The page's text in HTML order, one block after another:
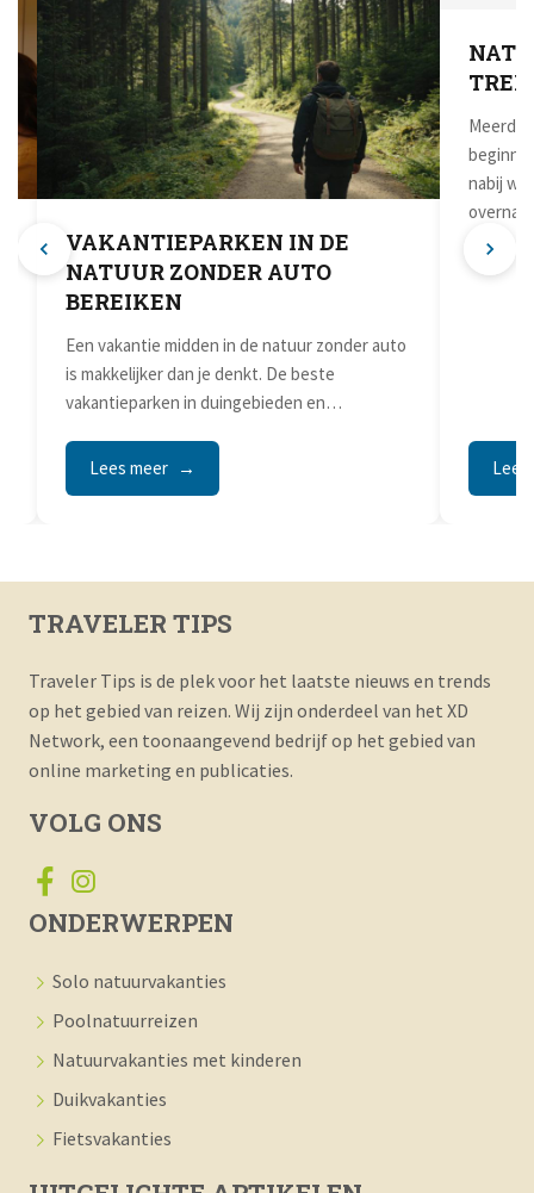
VAKANTIEPARKEN IN DE
NATUUR ZONDER AUTO
BEREIKEN
Een vakantie midden in de natuur zonder auto
is makkelijker dan je denkt. De beste
vakantieparken in duingebieden en
Lees meer
Lees
TRAVELER TIPS
Traveler Tips is de plek voor het laatste nieuws en trends
op het gebied van reizen. Wij zijn onderdeel van het XD
Network, een toonaangevend bedrijf op het gebied van
online marketing en publicaties.
VOLG ONS
ONDERWERPEN
Solo natuurvakanties
Poolnatuurreizen
Natuurvakanties met kinderen
Duikvakanties
Fietsvakanties